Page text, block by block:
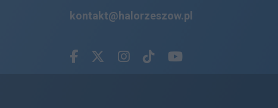
kontakt@halorzeszow.pl
Facebook.com
X.comInstagram.com
Tiktok.com
Youtube.com